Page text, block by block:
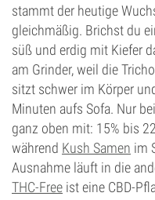
stammt der heutige
gleichmäßig. Brichst du
süß und erdig mit Kiefer
am Grinder, weil die
sitzt schwer im Körper
Minuten aufs Sofa. Nur
ganz oben mit: 15% bis
während Kush Samen im
Ausnahme läuft in die
THC-Free ist eine CBD-